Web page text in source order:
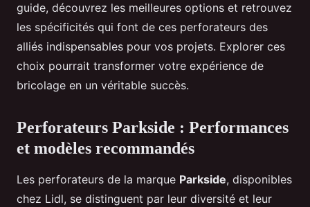
guide, découvrez les meilleures options et retrouvez
les spécificités qui font de ces perforateurs des
alliés indispensables pour vos projets. Explorer ces
choix pourrait transformer votre expérience de
bricolage en un véritable succès.
Perforateurs Parkside : Performances
et modèles recommandés
Les perforateurs de la marque Parkside, disponibles
chez Lidl, se distinguent par leur diversité et leur